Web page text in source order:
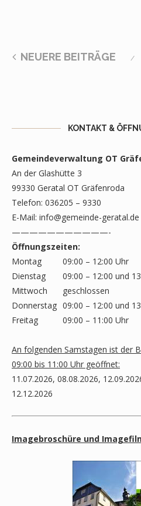
NEUERE BEITRÄGE
KONTAKT &
Gemeindeverwaltung OT
An der Glashütte 3
99330 Geratal OT Gräfenroda
Telefon: 036205 – 9330
E-Mail: info@gemeinde-geratal.de
———————————-
Öffnungszeiten:
Montag
09:00 – 12:00 Uhr
Dienstag
09:00 – 12:00 und
Mittwoch
geschlossen
Donnerstag 09:00 – 12:00 und
Freitag
09:00 – 11:00 Uhr
An folgenden Samstagen ist der
09:00 bis 11:00 Uhr geöffnet:
11.07.2026, 08.08.2026,
12.12.2026
Imagebroschüre und